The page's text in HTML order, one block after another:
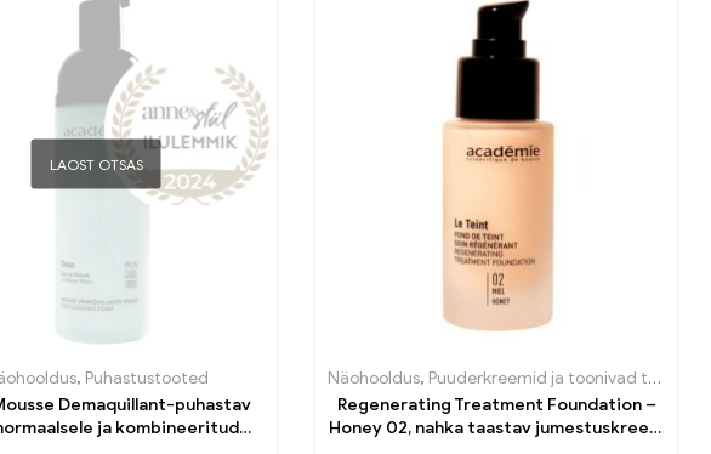
LAOST OTSAS
, Puhastustooted
Demaquillant-puhastav
ja kombineeritud
Näohooldus, Puuderkreemid ja toonivad tooted
Regenerating Treatment Foundation –
Honey 02, nahka taastav jumestuskreem